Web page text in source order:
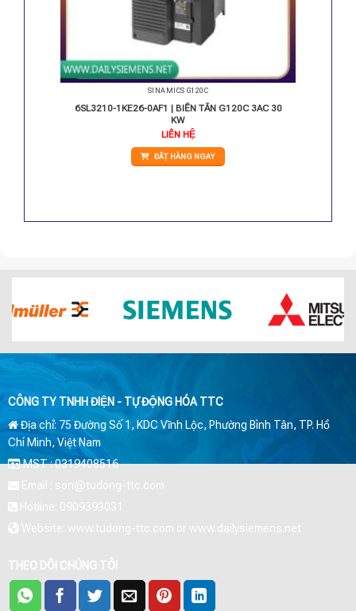
SINAMICS G120C
6SL3210-1KE26-0AF1 | BIẾN TẦN G120C 3AC 30
KW
LIÊN HỆ
ĐẶT HÀNG NGAY
CÔNG TY TNHH ĐIỆN - TỰ ĐỘNG HÓA TTC
Địa chỉ: 75 Đường Số 1, KDC Vĩnh Lộc, Phường Bình Tân, TP. Hồ
Chí Minh, Việt Nam
MST : 0319408516
Email : son@tudong-ttc.com
Hotline: 0909393031
Website: www.tudong-ttc.com or www.dailysiemens.net
THEO DÕI CHÚNG TÔI